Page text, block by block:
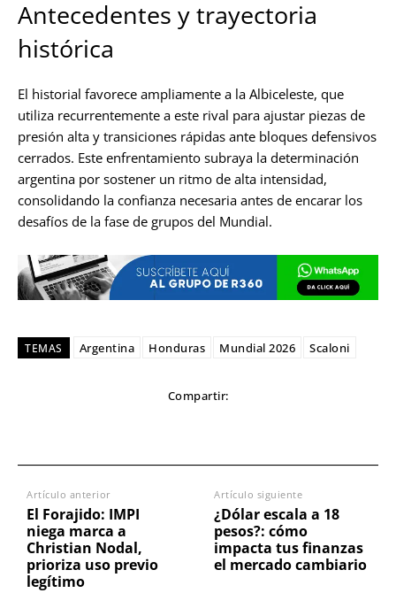
Antecedentes y trayectoria
histórica
El historial favorece ampliamente a la Albiceleste, que
utiliza recurrentemente a este rival para ajustar piezas de
presión alta y transiciones rápidas ante bloques defensivos
cerrados. Este enfrentamiento subraya la determinación
argentina por sostener un ritmo de alta intensidad,
consolidando la confianza necesaria antes de encarar los
desafíos de la fase de grupos del Mundial.
TEMAS Argentina Honduras Mundial 2026 Scaloni
Compartir:
Artículo anterior
El Forajido: IMPI
niega marca a
Christian Nodal,
prioriza uso previo
legítimo
Artículo siguiente
¿Dólar escala a 18
pesos?: cómo
impacta tus finanzas
el mercado cambiario